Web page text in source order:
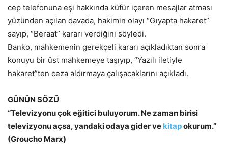
cep telefonuna eşi hakkında küfür içeren mesajlar atması
yüzünden açılan davada, hakimin olayı “Gıyapta hakaret”
sayıp, “Beraat” kararı verdiğini söyledi.
Banko, mahkemenin gerekçeli kararı açıkladıktan sonra
konuyu bir üst mahkemeye taşıyıp, “Yazılı iletiyle
hakaret”ten ceza aldırmaya çalışacaklarını açıkladı.
GÜNÜN SÖZÜ
“Televizyonu çok eğitici buluyorum. Ne zaman birisi
televizyonu açsa, yandaki odaya gider ve kitapokurum.”
(Groucho Marx)